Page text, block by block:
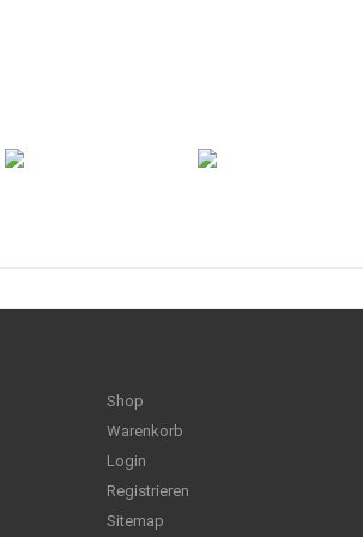
Shop
Warenkorb
Login
Registrieren
Sitemap